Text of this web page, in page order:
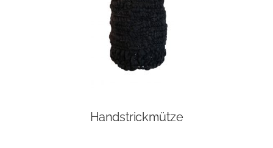
Handstrickmütze